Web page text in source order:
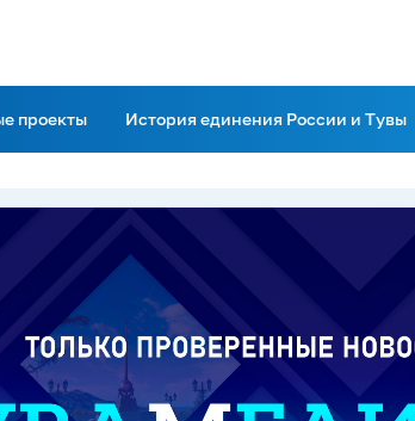
проекты История единения России и Тувы